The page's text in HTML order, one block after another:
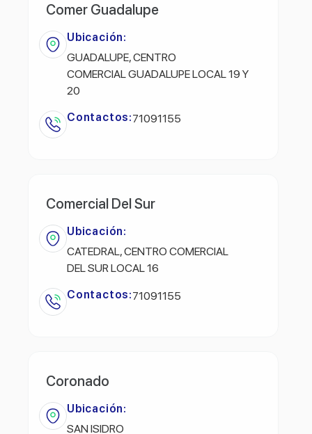
Comer Guadalupe
Ubicación:
GUADALUPE, CENTRO
COMERCIAL GUADALUPE LOCAL 19 Y
20
Contactos:71091155
Comercial Del Sur
Ubicación:
CATEDRAL, CENTRO COMERCIAL
DEL SUR LOCAL 16
Contactos:71091155
Coronado
Ubicación:
SAN ISIDRO